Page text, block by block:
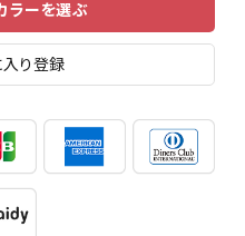
ラーを選ぶ
入り登録